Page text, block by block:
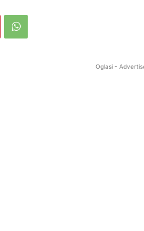
Oglasi -